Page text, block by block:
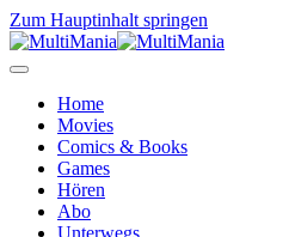
Zum Hauptinhalt springen
Home
Movies
Comics & Books
Games
Hören
Abo
Unterwegs